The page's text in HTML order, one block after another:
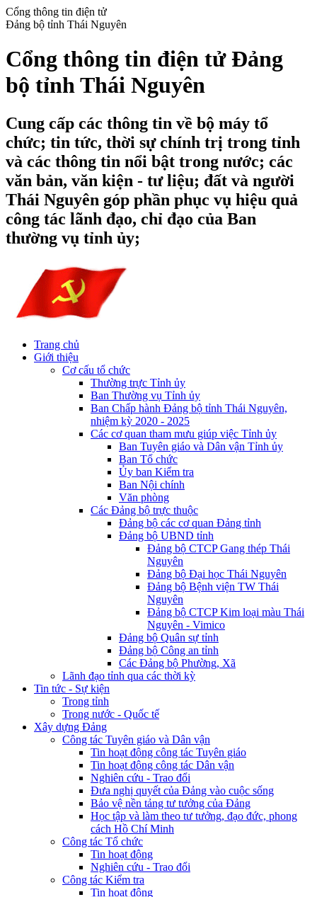
Cổng thông tin điện tử
Đảng bộ tỉnh Thái Nguyên
Cổng thông tin điện tử Đảng
bộ tỉnh Thái Nguyên
Cung cấp các thông tin về bộ máy tổ
chức; tin tức, thời sự chính trị trong tỉnh
và các thông tin nổi bật trong nước; các
văn bản, văn kiện - tư liệu; đất và người
Thái Nguyên góp phần phục vụ hiệu quả
công tác lãnh đạo, chỉ đạo của Ban
thường vụ tỉnh ủy;
Trang chủ
Giới thiệu
Cơ cấu tổ chức
Thường trực Tỉnh ủy
Ban Thường vụ Tỉnh ủy
Ban Chấp hành Đảng bộ tỉnh Thái Nguyên,
nhiệm kỳ 2020 - 2025
Các cơ quan tham mưu giúp việc Tỉnh ủy
Ban Tuyên giáo và Dân vận Tỉnh ủy
Ban Tổ chức
Ủy ban Kiểm tra
Ban Nội chính
Văn phòng
Các Đảng bộ trực thuộc
Đảng bộ các cơ quan Đảng tỉnh
Đảng bộ UBND tỉnh
Đảng bộ CTCP Gang thép Thái
Nguyên
Đảng bộ Đại học Thái Nguyên
Đảng bộ Bệnh viện TW Thái
Nguyên
Đảng bộ CTCP Kim loại màu Thái
Nguyên - Vimico
Đảng bộ Quân sự tỉnh
Đảng bộ Công an tỉnh
Các Đảng bộ Phường, Xã
Lãnh đạo tỉnh qua các thời kỳ
Tin tức - Sự kiện
Trong tỉnh
Trong nước - Quốc tế
Xây dựng Đảng
Công tác Tuyên giáo và Dân vận
Tin hoạt động công tác Tuyên giáo
Tin hoạt động công tác Dân vận
Nghiên cứu - Trao đổi
Đưa nghị quyết của Đảng vào cuộc sống
Bảo vệ nền tảng tư tưởng của Đảng
Học tập và làm theo tư tưởng, đạo đức, phong
cách Hồ Chí Minh
Công tác Tổ chức
Tin hoạt động
Nghiên cứu - Trao đổi
Công tác Kiểm tra
Tin hoạt động